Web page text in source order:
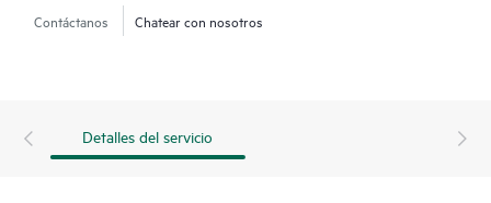
Contáctanos Chatear con nosotros
Detalles del servicio